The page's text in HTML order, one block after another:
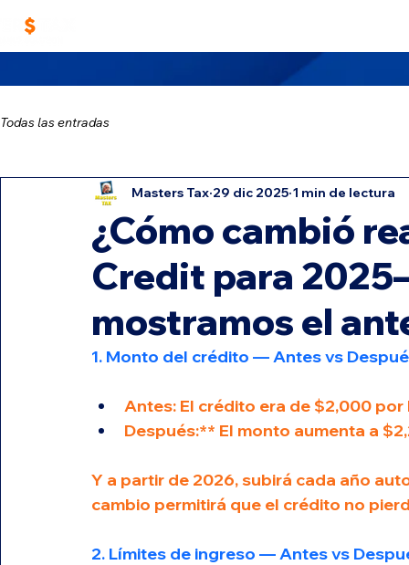
Todas las entradas
¿Cómo cambió
Credit para
mostramos el
Masters Tax 29 dic 2025 1 min de lectura
1. Monto del crédito — Antes vs
Antes: El crédito era de $2,000
Después:** El monto aumenta a
Y a partir de 2026, subirá cada año
cambio permitirá que el crédito no
2. Límites de ingreso — Antes vs